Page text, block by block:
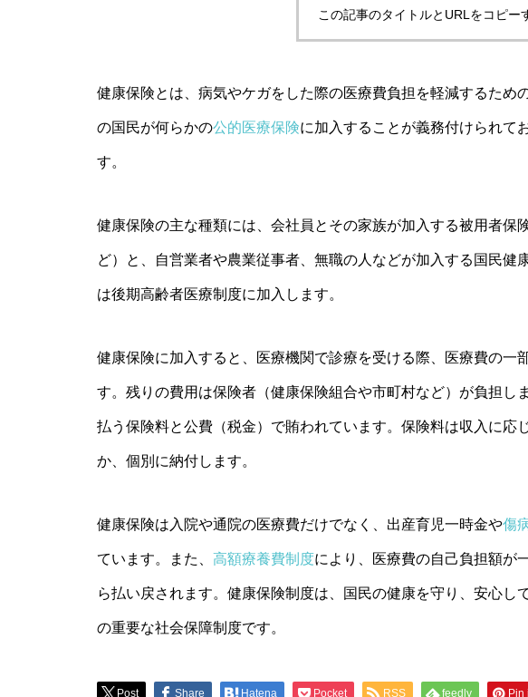
医療保険は何歳まで必要？年代別
の考え方と見直しのタイミングを
NISAは儲かる？新NISAの仕組み
この記事のタイトルとURLをコピー
健康保険とは、病気やケガをした際の医療費負担を軽減するため
の国民が何らかの公的医療保険に加入することが義務付けられて
す。
健康保険の主な種類には、会社員とその家族が加入する被用者保
ど）と、自営業者や農業従事者、無職の人などが加入する国民健
は後期高齢者医療制度に加入します。
健康保険に加入すると、医療機関で診療を受ける際、医療費の一
す。残りの費用は保険者（健康保険組合や市町村など）が負担し
払う保険料と公費（税金）で賄われています。保険料は収入に応
か、個別に納付します。
健康保険は入院や通院の医療費だけでなく、出産育児一時金や傷
ています。また、 高額療養費制度により、医療費の自己負担額が
ら払い戻されます。健康保険制度は、国民の健康を守り、安心し
の重要な社会保障制度です。
Post Share Hatena Pocket RSS feedly Pin